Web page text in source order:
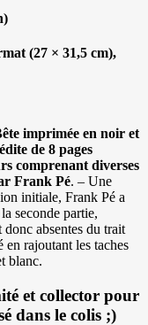
(27 × 31,5 cm),
imprimée en noir et
de 8 pages
comprenant diverses
Frank Pé. – Une
initiale, Frank Pé a
seconde partie,
absentes du trait
en rajoutant les taches
blanc.
et collector pour
dans le colis ;)